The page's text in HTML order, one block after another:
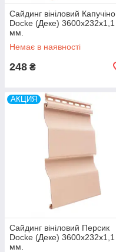
Сайдинг вініловий Капучіно
Docke (Деке) 3600х232х1,1
мм.
Немає в наявності
248 ₴
АКЦИЯ
Сайдинг вініловий Персик
Docke (Деке) 3600х232х1,1
мм.